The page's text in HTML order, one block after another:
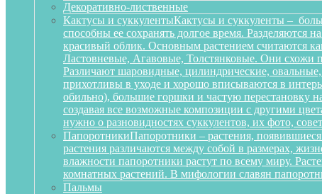
Декоративно-лиственные
Кактусы и суккулентыКактусы и суккуленты –
способны ее сохранять долгое время.
красивый облик. Основным растением считаются
Ластовневые, Агавовые, Толстянковые. Они схожи
Различают шаровидные, цилиндрические,
прихотливы в уходе и хорошо вписываются в
обильно), большие горшки и частую перестановку
создавая все возможные композиции с другими
нужно о разновидностях суккулентов, их фото,
ПапоротникиПапоротники – растения,
растения различаются между собой в размерах,
влажности папоротники растут по всему миру.
комнатных растений. В мифологии славян
Пальмы